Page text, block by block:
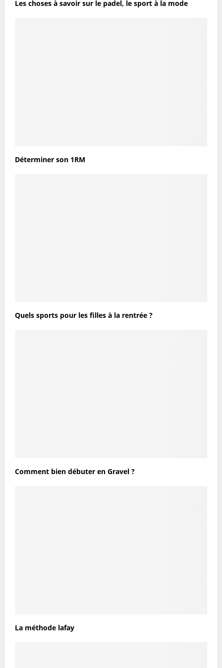
Les choses à savoir sur le padel, le sport à la mode
Déterminer son 1RM
Quels sports pour les filles à la rentrée ?
Comment bien débuter en Gravel ?
La méthode lafay